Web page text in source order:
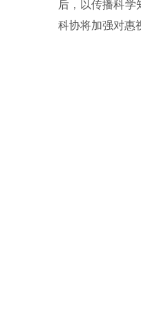
后，以传播科学
科协将加强对惠